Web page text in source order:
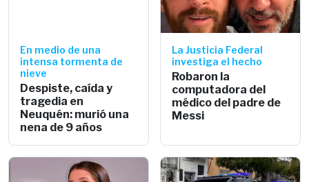
En medio de una
intensa tormenta de
nieve
Despiste, caída y
tragedia en
Neuquén: murió una
nena de 9 años
La Justicia Federal
investiga el hecho
Robaron la
computadora del
médico del padre de
Messi